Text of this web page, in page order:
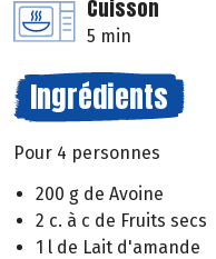
Cuisson
5 min
Ingrédients
Pour 4 personnes
200 g de Avoine
2 c. à c de Fruits secs
1 l de Lait d'amande